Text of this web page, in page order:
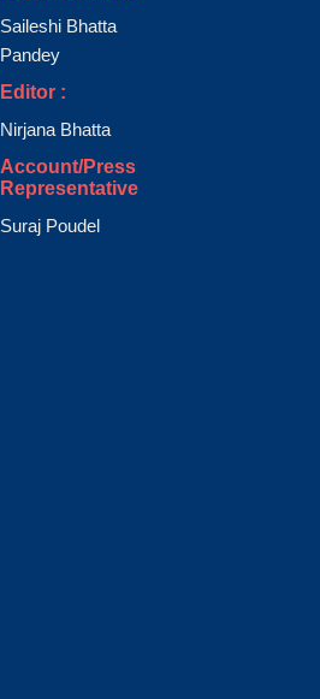
Saileshi Bhatta
Pandey
Editor :
Nirjana Bhatta
Account/Press
Representative
Suraj Poudel